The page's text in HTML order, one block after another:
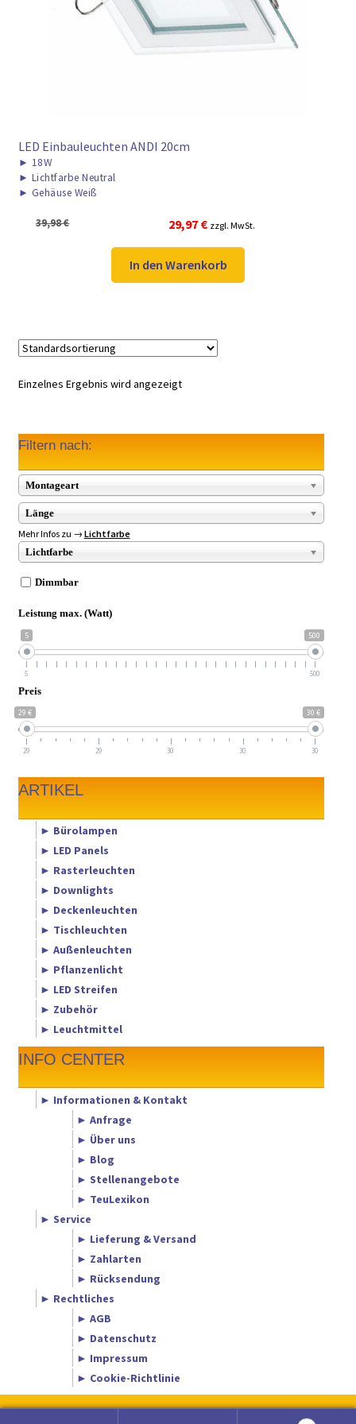
► ZAHLARTEN
LED Einbauleuchten ANDI 20cm
► 18W
► Lichtfarbe Neutral
► Gehäuse Weiß
39,98€
Ursprünglicher
Preis
war:
39,98 €
29,97 €Aktueller
Preis
ist:
29,97 €.
zzgl. MwSt.
In den Warenkorb
Einzelnes Ergebnis wird angezeigt
Filtern nach:
Montageart
Länge
Mehr Infos zu → Lichtfarbe
Lichtfarbe
Dimmbar
Leistung max. (Watt)
5 500
5 500
Preis
29 € 30 €
29 29 30 30 30
ARTIKEL
► Bürolampen
► LED Panels
► Rasterleuchten
► Downlights
► Deckenleuchten
► Tischleuchten
► Außenleuchten
► Pflanzenlicht
► LED Streifen
► Zubehör
► Leuchtmittel
INFO CENTER
► Informationen & Kontakt
► Anfrage
► Über uns
► Blog
► Stellenangebote
► TeuLexikon
► Service
► Lieferung & Versand
► Zahlarten
► Rücksendung
► Rechtliches
► AGB
► Datenschutz
► Impressum
► Cookie-Richtlinie